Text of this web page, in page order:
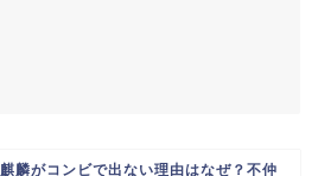
麒麟がコンビで出ない理由はなぜ？不仲